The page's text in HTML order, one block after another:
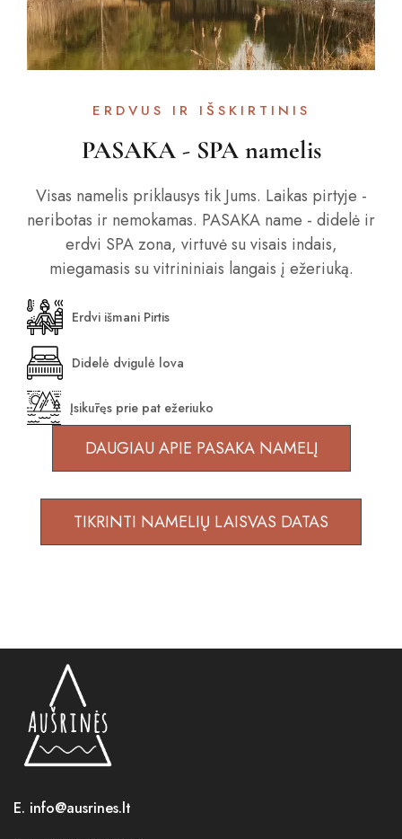
ERDVUS IR IŠSKIRTINIS
PASAKA - SPA namelis
Visas namelis priklausys tik Jums. Laikas pirtyje -
neribotas ir nemokamas. PASAKA name - didelė ir
erdvi SPA zona, virtuvė su visais indais,
miegamasis su vitrininiais langais į ežeriuką.
Erdvi išmani Pirtis
Didelė dvigulė lova
Įsikūręs prie pat ežeriuko
DAUGIAU APIE PASAKA NAMELĮ
TIKRINTI NAMELIŲ LAISVAS DATAS
E. info@ausrines.lt